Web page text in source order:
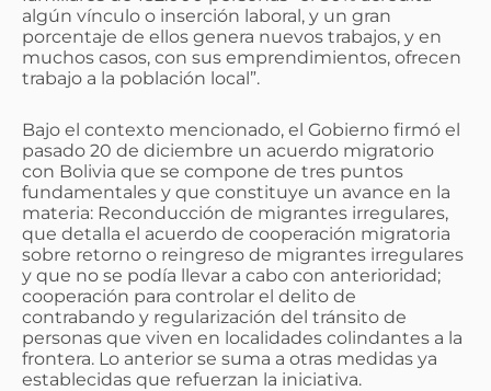
algún vínculo o inserción laboral, y un gran
porcentaje de ellos genera nuevos trabajos, y en
muchos casos, con sus emprendimientos, ofrecen
trabajo a la población local”.
Bajo el contexto mencionado, el Gobierno firmó el
pasado 20 de diciembre un acuerdo migratorio
con Bolivia que se compone de tres puntos
fundamentales y que constituye un avance en la
materia: Reconducción de migrantes irregulares,
que detalla el acuerdo de cooperación migratoria
sobre retorno o reingreso de migrantes irregulares
y que no se podía llevar a cabo con anterioridad;
cooperación para controlar el delito de
contrabando y regularización del tránsito de
personas que viven en localidades colindantes a la
frontera. Lo anterior se suma a otras medidas ya
establecidas que refuerzan la iniciativa.